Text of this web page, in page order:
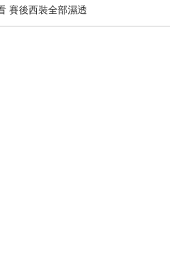
賽後西裝全部濕透